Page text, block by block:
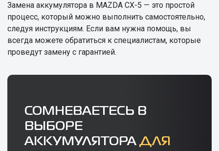
Замена аккумулятора в MAZDA CX-5 — это простой
процесс, который можно выполнить самостоятельно,
следуя инструкциям. Если вам нужна помощь, вы
всегда можете обратиться к специалистам, которые
проведут замену с гарантией.
СОМНЕВАЕТЕСЬ В
ВЫБОРЕ
АККУМУЛЯТОРА ДЛЯ